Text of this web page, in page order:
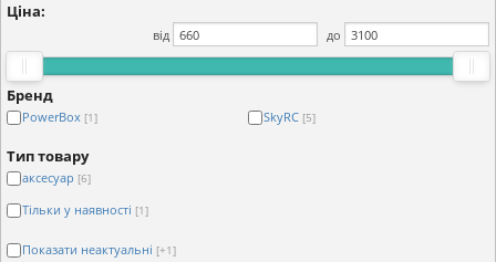
Ціна:
від до
Бренд
PowerBox [1] SkyRC [5]
Тип товару
аксесуар [6]
Тільки у наявності [1]
Показати неактуальні [+1]